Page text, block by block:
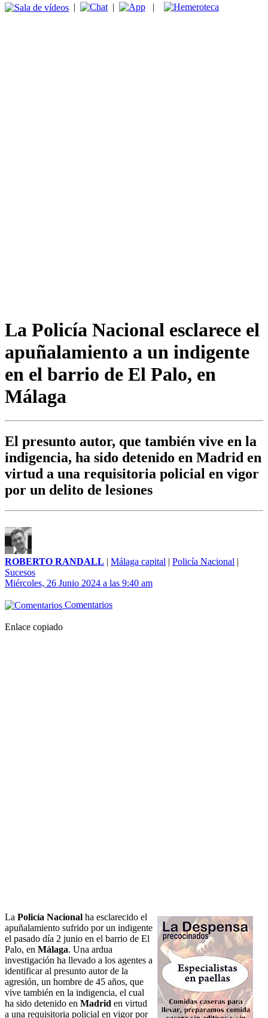
| | |
La Policía Nacional esclarece el
apuñalamiento a un indigente
en el barrio de El Palo, en
Málaga
El presunto autor, que también vive en la
indigencia, ha sido detenido en Madrid en
virtud a una requisitoria policial en vigor
por un delito de lesiones
ROBERTO RANDALL | Málaga capital | Policía Nacional |
Sucesos
Miércoles, 26 Junio 2024 a las 9:40 am
Comentarios
Enlace copiado
La Policía Nacional ha esclarecido el
apuñalamiento sufrido por un indigente
el pasado día 2 junio en el barrio de El
Palo, en Málaga. Una ardua
investigación ha llevado a los agentes a
identificar al presunto autor de la
agresión, un hombre de 45 años, que
vive también en la indigencia, el cual
ha sido detenido en Madrid en virtud
a una requisitoria policial en vigor por